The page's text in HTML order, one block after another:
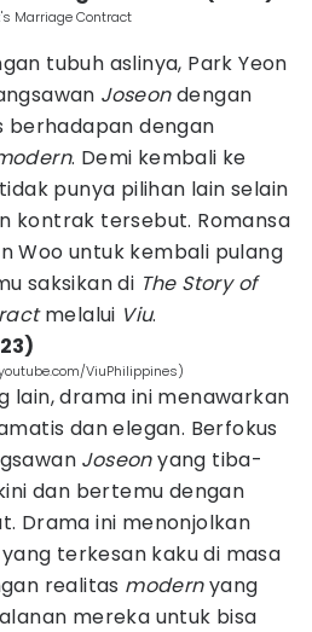
Marriage Contract
tubuh aslinya, Park Yeon
Joseondengan
berhadapan dengan
. Demi kembali ke
punya pilihan lain selain
kontrak tersebut. Romansa
Woo untuk kembali pulang
saksikan di The Story of
melalui Viu.
ViuPhilippines)
lain, drama ini menawarkan
dan elegan. Berfokus
Joseonyang tiba-
dan bertemu dengan
Drama ini menonjolkan
terkesan kaku di masa
realitas modernyang
mereka untuk bisa